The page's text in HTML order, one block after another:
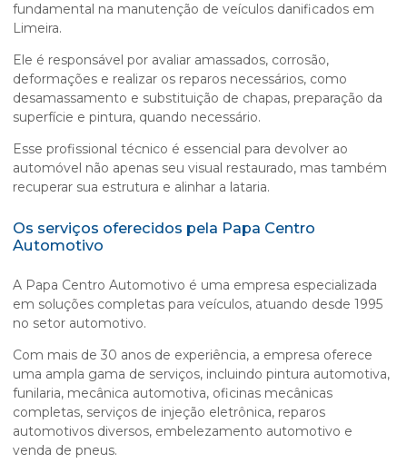
fundamental na manutenção de veículos danificados em
Limeira.
Ele é responsável por avaliar amassados, corrosão,
deformações e realizar os reparos necessários, como
desamassamento e substituição de chapas, preparação da
superfície e pintura, quando necessário.
Esse profissional técnico é essencial para devolver ao
automóvel não apenas seu visual restaurado, mas também
recuperar sua estrutura e alinhar a lataria.
Os serviços oferecidos pela Papa Centro
Automotivo
A Papa Centro Automotivo é uma empresa especializada
em soluções completas para veículos, atuando desde 1995
no setor automotivo.
Com mais de 30 anos de experiência, a empresa oferece
uma ampla gama de serviços, incluindo pintura automotiva,
funilaria, mecânica automotiva, oficinas mecânicas
completas, serviços de injeção eletrônica, reparos
automotivos diversos, embelezamento automotivo e
venda de pneus.